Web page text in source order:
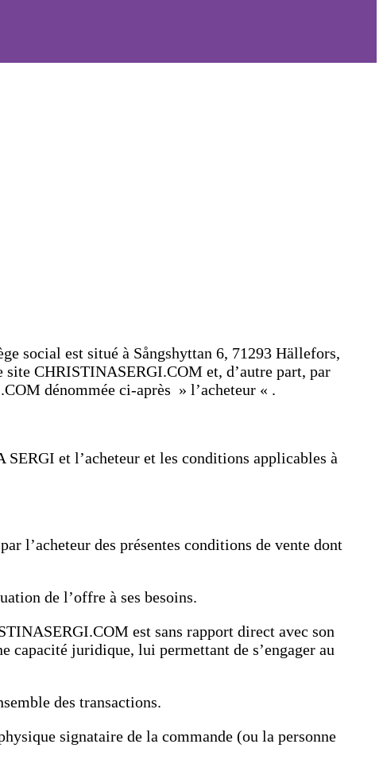
social est situé à Sångshyttan 6, 71293 Hällefors,
site CHRISTINASERGI.COM et, d’autre part, par
dénommée ci-après » l’acheteur « .
et l’acheteur et les conditions applicables à
l’acheteur des présentes conditions de vente dont
de l’offre à ses besoins.
est sans rapport direct avec son
juridique, lui permettant de s’engager au
des transactions.
signataire de la commande (ou la personne